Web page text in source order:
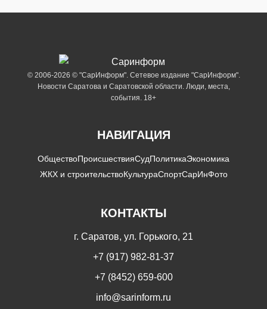
© 2006-2026 © "СарИнформ". Сетевое издание "СарИнформ".
Новости Саратова и Саратовской области. Люди, места,
события. 18+
НАВИГАЦИЯ
ОбществоПроисшествияСудПолитикаЭкономика
ЖКХ и строительствоКультураСпортСарИнФото
КОНТАКТЫ
г. Саратов, ул. Горького, 21
+7 (917) 982-81-37
+7 (8452) 659-600
info@sarinform.ru